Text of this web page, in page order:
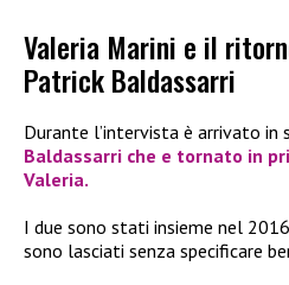
Valeria Marini e il
Patrick Baldassarri
Durante l’intervista è arrivato in
Baldassarri che e tornato in
Valeria.
I due sono stati insieme nel
sono lasciati senza specificare